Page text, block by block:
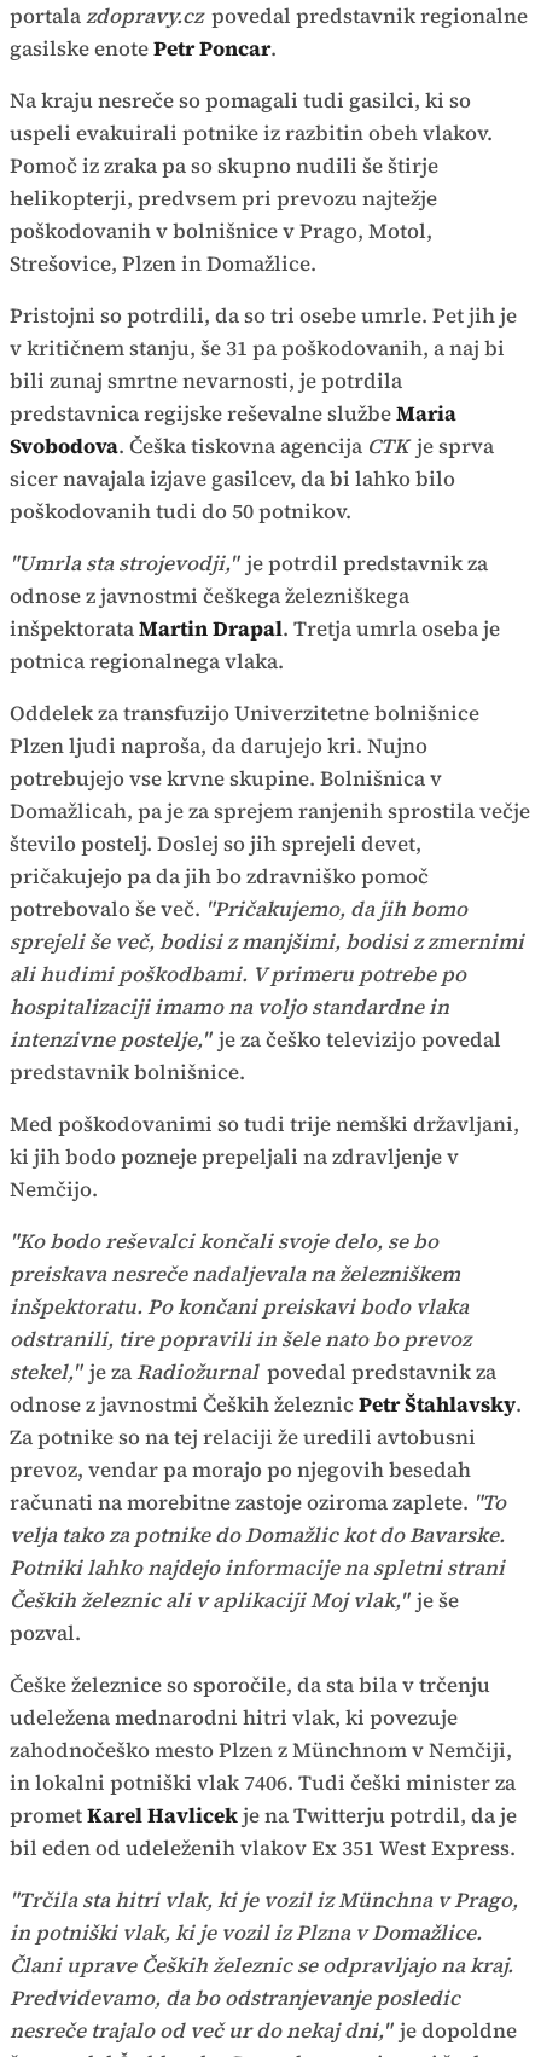
portalazdopravy.cz povedal predstavnik regionalne
gasilske enotePetr Poncar.
Na kraju nesreče so pomagali tudi gasilci, ki so
uspeli evakuirali potnike iz razbitin obeh vlakov.
Pomoč iz zraka pa so skupno nudili še štirje
helikopterji, predvsem pri prevozu najtežje
poškodovanih v bolnišnice v Prago, Motol,
Strešovice, Plzen in Domažlice.
Pristojni so potrdili, da so tri osebe umrle. Pet jih je
v kritičnem stanju, še 31 pa poškodovanih, a naj bi
bili zunaj smrtne nevarnosti, je potrdila
predstavnica regijske reševalne službeMaria
Svobodova. Češka tiskovna agencija CTK je sprva
sicer navajala izjave gasilcev, da bi lahko bilo
poškodovanih tudi do 50 potnikov.
"Umrla sta strojevodji," je potrdil predstavnik za
odnose z javnostmi češkega železniškega
inšpektorataMartin Drapal. Tretja umrla oseba je
potnica regionalnega vlaka.
Oddelek za transfuzijo Univerzitetne bolnišnice
Plzen ljudi naproša, da darujejo kri. Nujno
potrebujejo vse krvne skupine. Bolnišnica v
Domažlicah, pa je za sprejem ranjenih sprostila večje
število postelj. Doslej so jih sprejeli devet,
pričakujejo pa da jih bo zdravniško pomoč
potrebovalo še več. "Pričakujemo, da jih bomo
sprejeli še več, bodisi z manjšimi, bodisi z zmernimi
ali hudimi poškodbami. V primeru potrebe po
hospitalizaciji imamo na voljo standardne in
intenzivne postelje," je za češko televizijo povedal
predstavnik bolnišnice.
Med poškodovanimi so tudi trije nemški državljani,
ki jih bodo pozneje prepeljali na zdravljenje v
Nemčijo.
"Ko bodo reševalci končali svoje delo, se bo
preiskava nesreče nadaljevala na železniškem
inšpektoratu. Po končani preiskavi bodo vlaka
odstranili, tire popravili in šele nato bo prevoz
stekel," je zaRadiožurnal povedal predstavnik za
odnose z javnostmi Čeških železnicPetr Štahlavsky.
Za potnike so na tej relaciji že uredili avtobusni
prevoz, vendar pa morajo po njegovih besedah
računati na morebitne zastoje oziroma zaplete. "To
velja tako za potnike do Domažlic kot do Bavarske.
Potniki lahko najdejo informacije na spletni strani
Čeških železnic ali v aplikaciji Moj vlak," je še
pozval.
Češke železnice so sporočile, da sta bila v trčenju
udeležena mednarodni hitri vlak, ki povezuje
zahodnočeško mesto Plzen z Münchnom v Nemčiji,
in lokalni potniški vlak 7406. Tudi češki minister za
prometKarel Havlicekje na Twitterju potrdil, da je
bil eden od udeleženih vlakov Ex 351 West Express.
"Trčila sta hitri vlak, ki je vozil iz Münchna v Prago,
in potniški vlak, ki je vozil iz Plzna v Domažlice.
Člani uprave Čeških železnic se odpravljajo na kraj.
Predvidevamo, da bo odstranjevanje posledic
nesreče trajalo od več ur do nekaj dni," je dopoldne